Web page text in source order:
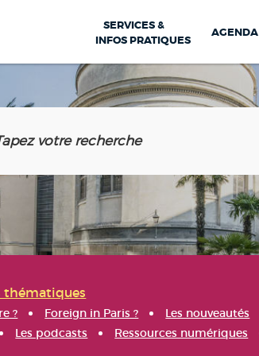
SERVICES &
INFOS PRATIQUES
AGENDA
thématiques
? Foreign in Paris ? Les nouveautés
Les podcasts Ressources numériques